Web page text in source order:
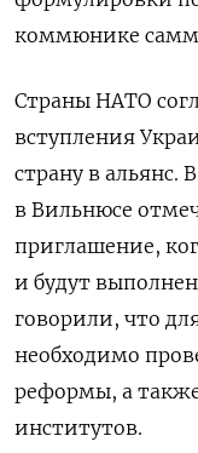
коммюнике
Страны НАТО
вступления
страну в
в Вильнюсе
приглашение,
и будут
говорили, что
необходимо
реформы, а
институтов.